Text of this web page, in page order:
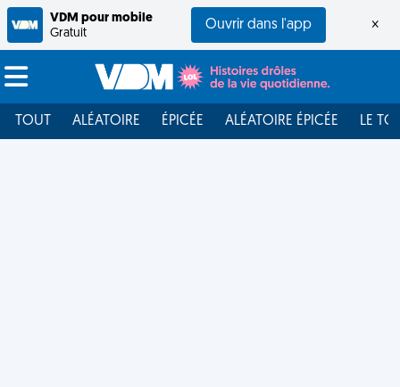
VDM pour mobile
Gratuit
Ouvrir dans l'app ×
TOUT ALÉATOIRE ÉPICÉE ALÉATOIRE ÉPICÉE LE